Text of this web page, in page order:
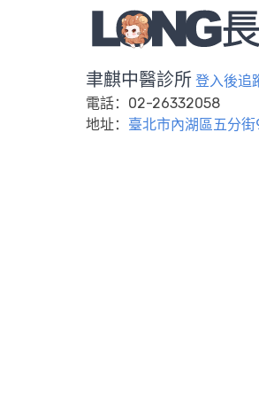
聿麒中醫診所 登入後追
電話：02-26332058
地址： 臺北市內湖區五分